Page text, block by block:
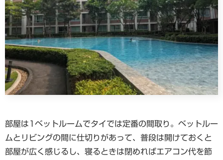
部屋は1ベットルームでタイでは定番の間取り。ベットルー
ムとリビングの間に仕切りがあって、普段は開けておくと
部屋が広く感じるし、寝るときは閉めればエアコン代を節